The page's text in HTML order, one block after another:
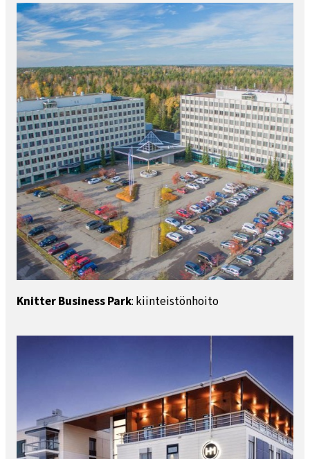
Knitter Business Park: kiinteistönhoito